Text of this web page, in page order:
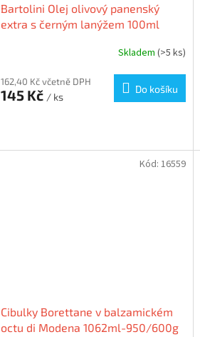
Bartolini Olej olivový panenský
extra s černým lanýžem 100ml
Skladem (>5 ks)
162,40 Kč včetně DPH
145 Kč / ks
Do košíku
Cibulky Borettane v balzamickém
octu di Modena 1062ml-950/600g
Kód: 16559